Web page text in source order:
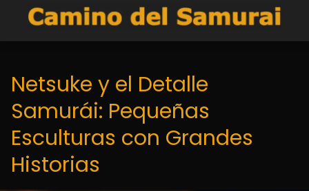
Netsuke y el Detalle
Samurái: Pequeñas
Esculturas con Grandes
Historias